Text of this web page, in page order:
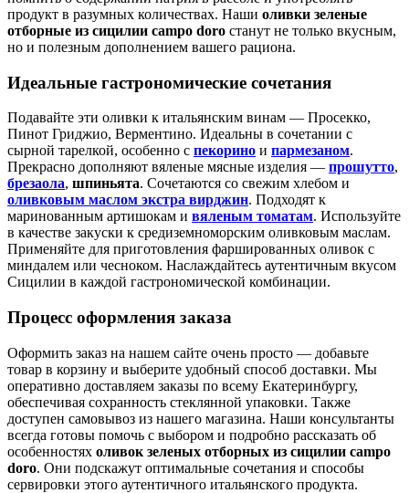
продукт в разумных количествах. Наши оливки зеленые
отборные из сицилии campo doro станут не только вкусным,
но и полезным дополнением вашего рациона.
Идеальные гастрономические сочетания
Подавайте эти оливки к итальянским винам — Просекко,
Пинот Гриджио, Верментино. Идеальны в сочетании с
сырной тарелкой, особенно с пекорино и пармезаном.
Прекрасно дополняют вяленые мясные изделия — прошутто,
брезаола, шпиньята. Сочетаются со свежим хлебом и
оливковым маслом экстра вирджин. Подходят к
маринованным артишокам и вяленым томатам. Используйте
в качестве закуски к средиземноморским оливковым маслам.
Применяйте для приготовления фаршированных оливок с
миндалем или чесноком. Наслаждайтесь аутентичным вкусом
Сицилии в каждой гастрономической комбинации.
Процесс оформления заказа
Оформить заказ на нашем сайте очень просто — добавьте
товар в корзину и выберите удобный способ доставки. Мы
оперативно доставляем заказы по всему Екатеринбургу,
обеспечивая сохранность стеклянной упаковки. Также
доступен самовывоз из нашего магазина. Наши консультанты
всегда готовы помочь с выбором и подробно рассказать об
особенностях оливок зеленых отборных из сицилии campo
doro. Они подскажут оптимальные сочетания и способы
сервировки этого аутентичного итальянского продукта.